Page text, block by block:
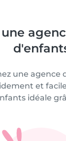
une agence
et
idéale